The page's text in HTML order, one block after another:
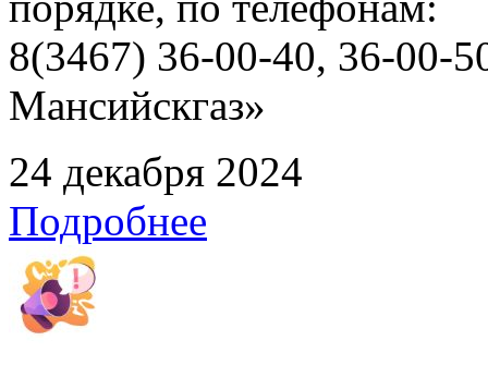
8(3467) 36-00-40, 36-
Мансийскгаз»
24 декабря 2024
Подробнее